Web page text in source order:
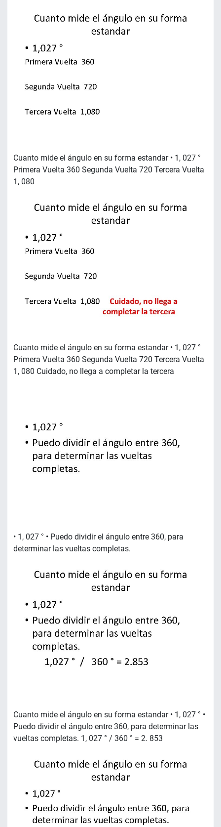
Cuanto mide el ángulo en su forma estandar • 1, 027 °
Primera Vuelta 360 Segunda Vuelta 720 Tercera Vuelta
1, 080
Cuanto mide el ángulo en su forma estandar • 1, 027 °
Primera Vuelta 360 Segunda Vuelta 720 Tercera Vuelta
1, 080 Cuidado, no llega a completar la tercera
• 1, 027 ° • Puedo dividir el ángulo entre 360, para
determinar las vueltas completas.
Cuanto mide el ángulo en su forma estandar • 1, 027 ° •
Puedo dividir el ángulo entre 360, para determinar las
vueltas completas. 1, 027 ° / 360 ° = 2. 853